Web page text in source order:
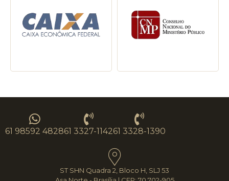
61 98592 482861 3327-114261 3328-1390
ST SHN Quadra 2, Bloco H, SLJ 53